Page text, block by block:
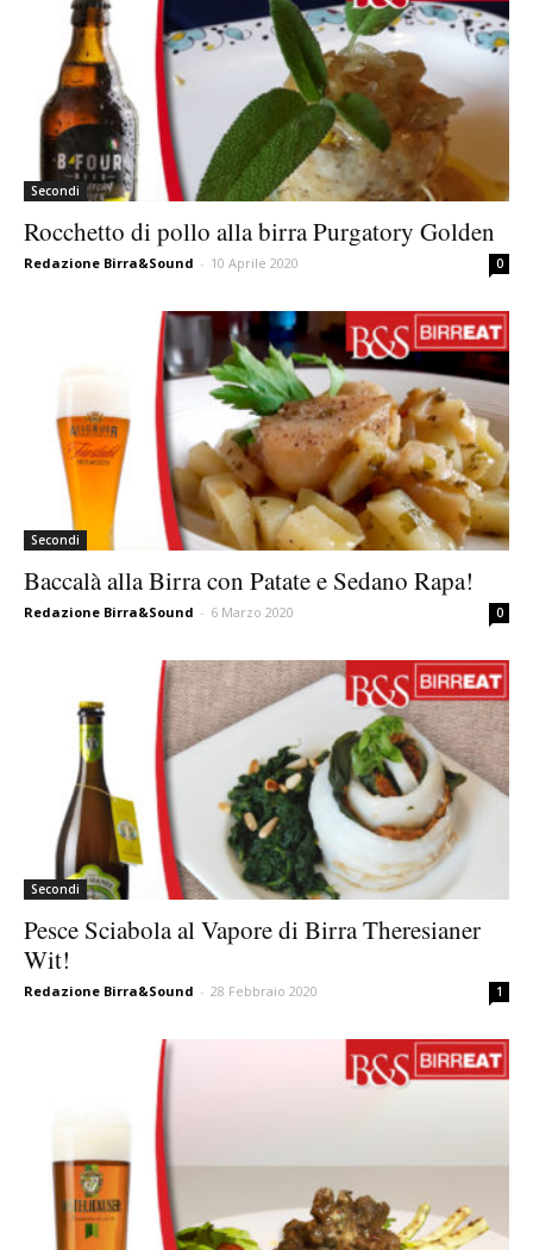
Secondi
Rocchetto di pollo alla birra Purgatory Golden
Redazione Birra&Sound - 10 Aprile 2020 0
Secondi
Baccalà alla Birra con Patate e Sedano Rapa!
Redazione Birra&Sound - 6 Marzo 2020 0
Secondi
Pesce Sciabola al Vapore di Birra Theresianer
Wit!
Redazione Birra&Sound - 28 Febbraio 2020 1